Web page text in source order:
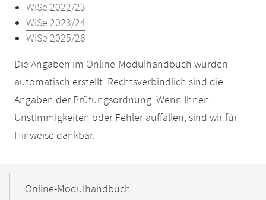
WiSe 2022/23
WiSe 2023/24
WiSe 2025/26
Die Angaben im Online-Modulhandbuch wurden
automatisch erstellt. Rechtsverbindlich sind die
Angaben der Prüfungsordnung. Wenn Ihnen
Unstimmigkeiten oder Fehler auffallen, sind wir für
Hinweise dankbar.
NavigationOnline-Modulhandbuch